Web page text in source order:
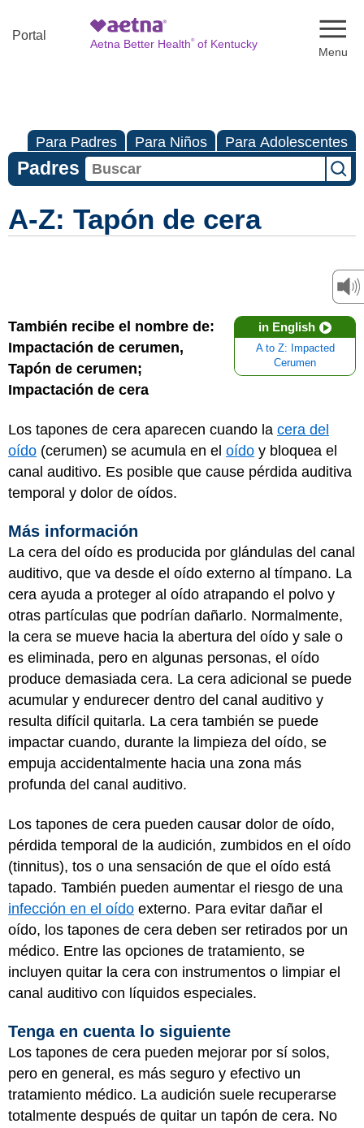
Portal
Aetna Better Health®of Kentucky
Para Padres Para Niños Para Adolescentes
Padres
A-Z: Tapón de cera
in English
A to Z: Impacted
Cerumen
También recibe el nombre de:
Impactación de cerumen,
Tapón de cerumen;
Impactación de cera
Los tapones de cera aparecen cuando la cera del
oído (cerumen) se acumula en el oído y bloquea el
canal auditivo. Es posible que cause pérdida auditiva
temporal y dolor de oídos.
Más información
La cera del oído es producida por glándulas del canal
auditivo, que va desde el oído externo al tímpano. La
cera ayuda a proteger al oído atrapando el polvo y
otras partículas que podrían dañarlo. Normalmente,
la cera se mueve hacia la abertura del oído y sale o
es eliminada, pero en algunas personas, el oído
produce demasiada cera. La cera adicional se puede
acumular y endurecer dentro del canal auditivo y
resulta difícil quitarla. La cera también se puede
impactar cuando, durante la limpieza del oído, se
empuja accidentalmente hacia una zona más
profunda del canal auditivo.
Los tapones de cera pueden causar dolor de oído,
pérdida temporal de la audición, zumbidos en el oído
(tinnitus), tos o una sensación de que el oído está
tapado. También pueden aumentar el riesgo de una
infección en el oído externo. Para evitar dañar el
oído, los tapones de cera deben ser retirados por un
médico. Entre las opciones de tratamiento, se
incluyen quitar la cera con instrumentos o limpiar el
canal auditivo con líquidos especiales.
Tenga en cuenta lo siguiente
Los tapones de cera pueden mejorar por sí solos,
pero en general, es más seguro y efectivo un
tratamiento médico. La audición suele recuperarse
totalmente después de quitar un tapón de cera. No